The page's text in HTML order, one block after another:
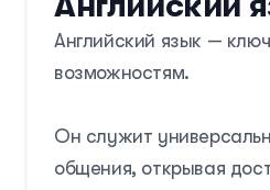
Английский язык —
возможностям.
Он служит
общения, открывая